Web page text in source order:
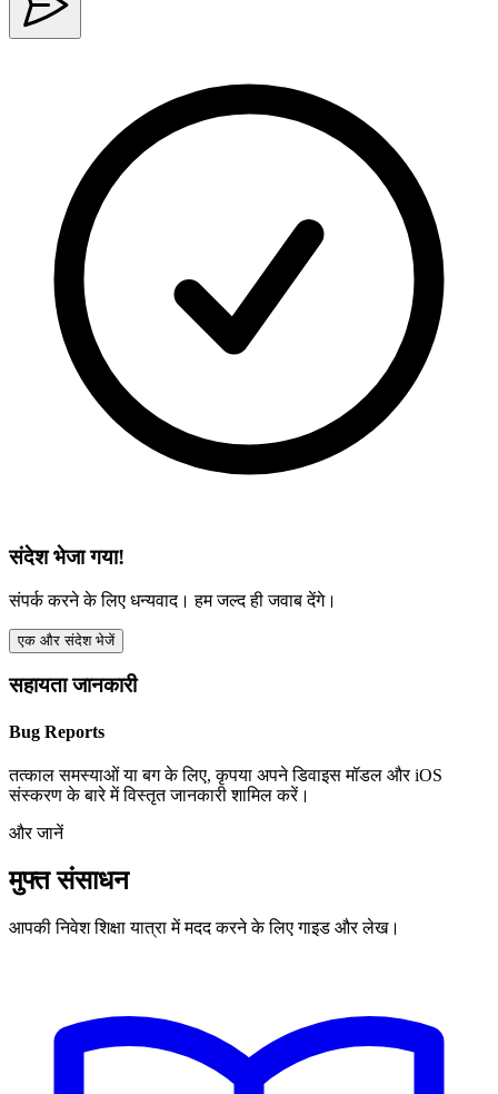
संदेश भेजा गया!
संपर्क करने के लिए धन्यवाद। हम जल्द ही जवाब देंगे।
एक और संदेश भेजें
सहायता जानकारी
Bug Reports
तत्काल समस्याओं या बग के लिए, कृपया अपने डिवाइस मॉडल और iOS
संस्करण के बारे में विस्तृत जानकारी शामिल करें।
और जानें
मुफ्त संसाधन
आपकी निवेश शिक्षा यात्रा में मदद करने के लिए गाइड और लेख।